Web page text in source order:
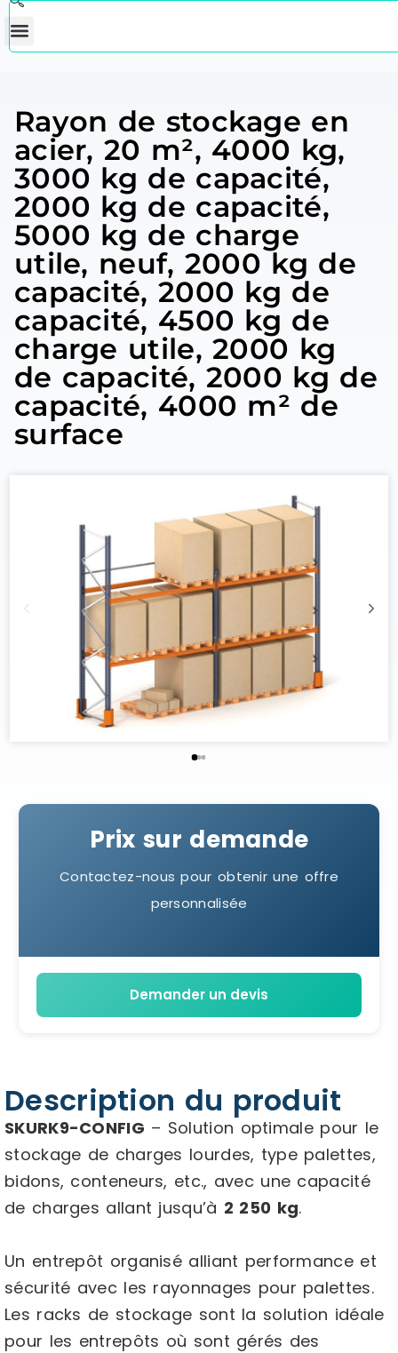
Rayon de stockage en
acier, 20 m², 4000 kg,
3000 kg de capacité,
2000 kg de capacité,
5000 kg de charge
utile, neuf, 2000 kg de
capacité, 2000 kg de
capacité, 4500 kg de
charge utile, 2000 kg
de capacité, 2000 kg de
capacité, 4000 m² de
surface
Prix sur demande
Contactez-nous pour obtenir une offre
personnalisée
Demander un devis
Description du produit
SKURK9-CONFIG – Solution optimale pour le
stockage de charges lourdes, type palettes,
bidons, conteneurs, etc., avec une capacité
de charges allant jusqu’à 2 250 kg.
Un entrepôt organisé alliant performance et
sécurité avec les rayonnages pour palettes.
Les racks de stockage sont la solution idéale
pour les entrepôts où sont gérés des